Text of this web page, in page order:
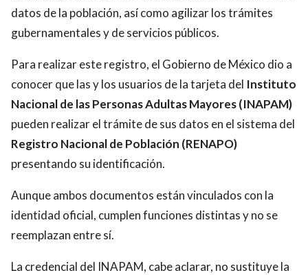
datos de la población, así como agilizar los trámites
gubernamentales y de servicios públicos.
Para realizar este registro, el Gobierno de México dio a
conocer que las y los usuarios de la tarjeta del Instituto
Nacional de las Personas Adultas Mayores (INAPAM)
pueden realizar el trámite de sus datos en el sistema del
Registro Nacional de Población (RENAPO)
presentando su identificación.
Aunque ambos documentos están vinculados con la
identidad oficial, cumplen funciones distintas y no se
reemplazan entre sí.
La credencial del INAPAM, cabe aclarar, no sustituye la